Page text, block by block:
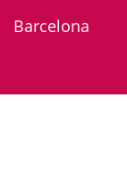
Barcelona